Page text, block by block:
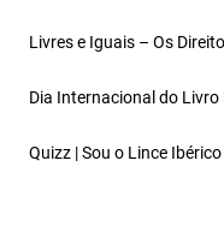
Livres e Iguais – Os
Dia Internacional do Livro
Quizz | Sou o Lince